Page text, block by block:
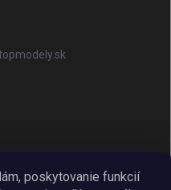
poskytovanie funkcií